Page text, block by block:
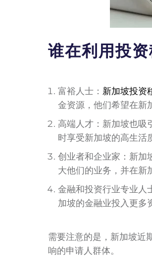
谁在利用投资
富裕人士： 新加坡投资
金资源，他们希望在新
高端人才：新加坡也吸
时享受新加坡的高生活
创业者和企业家：新加
大他们的业务，并在新
金融和投资行业专业人
加坡的金融业投入更多
需要注意的是，新加坡近
响的申请人群体。